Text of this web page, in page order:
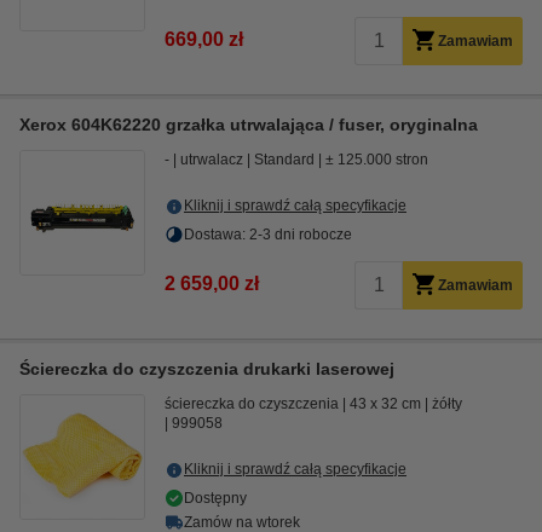
669,00 zł Zamawiam
Xerox 604K62220 grzałka utrwalająca / fuser, oryginalna
- utrwalacz Standard ± 125.000 stron
Kliknij i sprawdź całą specyfikacje
Dostawa: 2-3 dni robocze
2 659,00 zł Zamawiam
Ściereczka do czyszczenia drukarki laserowej
ściereczka do czyszczenia 43 x 32 cm
żółty
999058
Kliknij i sprawdź całą specyfikacje
Dostępny
Zamów na wtorek